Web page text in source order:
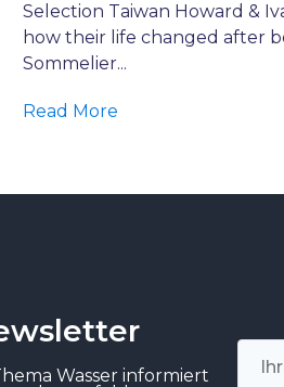
Selection Taiwan Howard &
how their life changed after
Sommelier...
Read More
Wasser informiert